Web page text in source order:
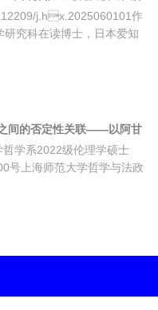
究科在读博士，日本爱知
间的否定性关联——以阿甘
学系2022级伦理学硕士
号上海师范大学哲学与法政